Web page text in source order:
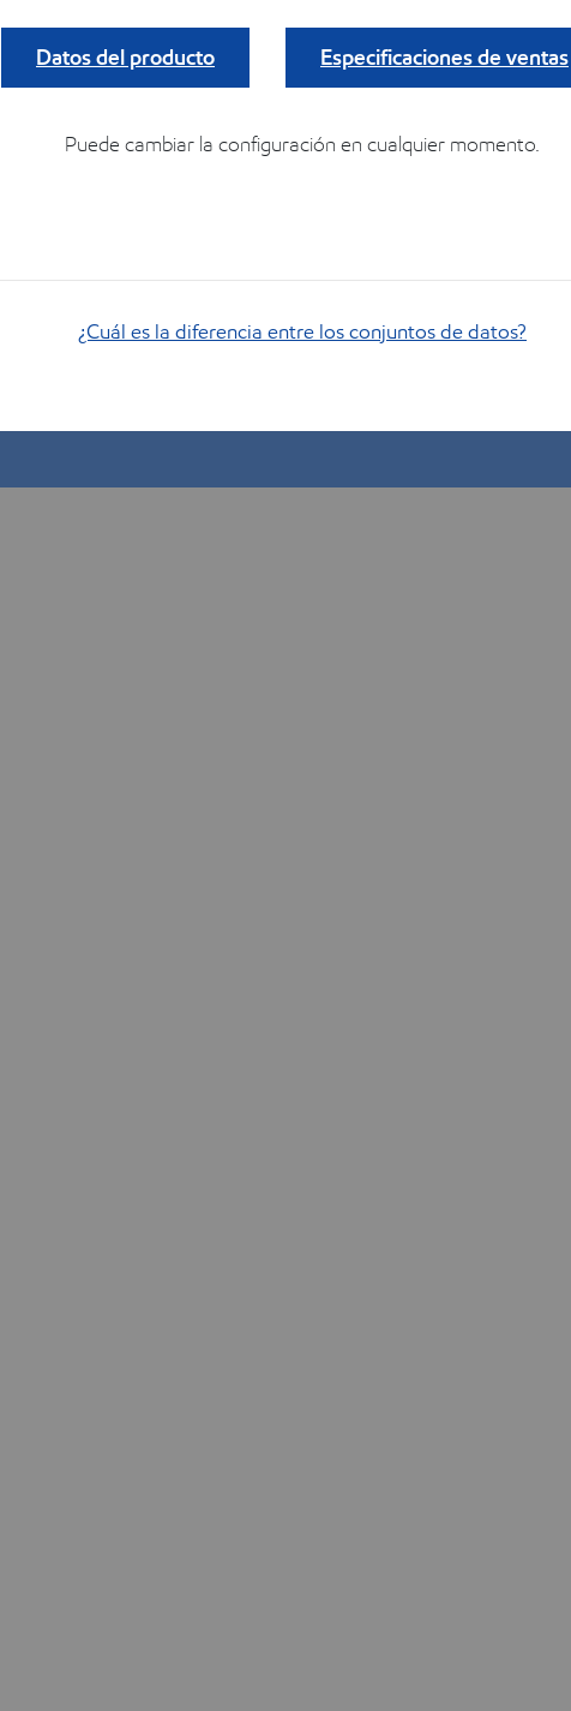
ajuste.
Muéstrame cómo
Datos del producto Especificaciones de ventas
Puede cambiar la configuración en cualquier momento.
¿Cuál es la diferencia entre los conjuntos de datos?